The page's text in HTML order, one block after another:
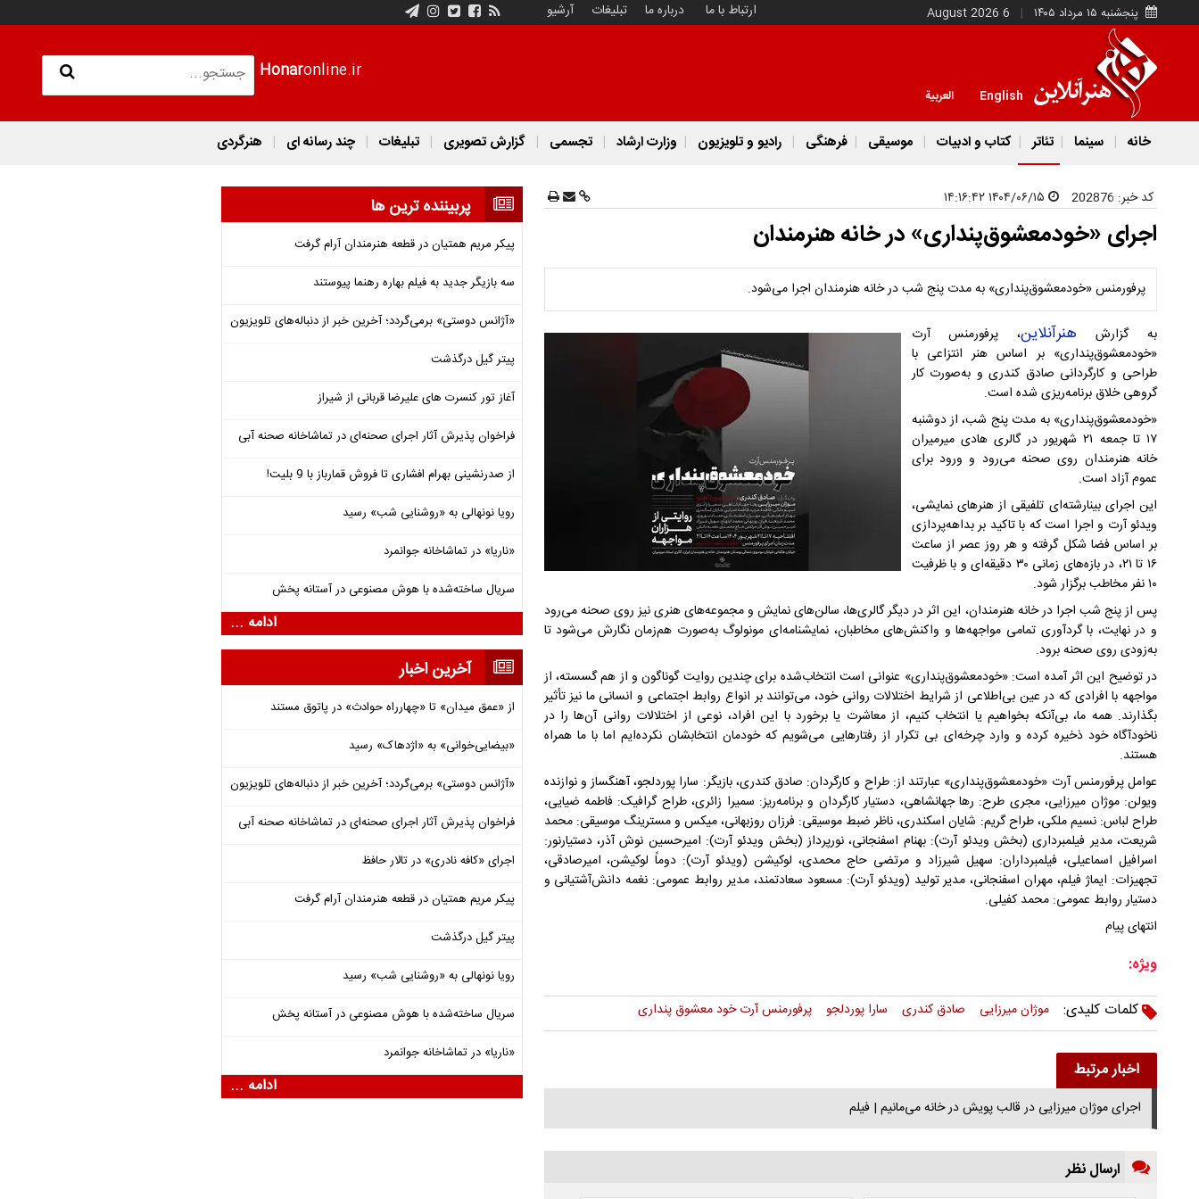
پنجشنبه ۱۵ مرداد ۱۴۰۵ 6 August 2026 ارتباط با ما درباره ما تبلیغات آرشیو
Honaronline.ir
English العربية
خانه سینما تئاتر کتاب و ادبیات موسیقی فرهنگی رادیو و تلویزیون وزارت ارشاد تجسمی گزارش تصویری تبلیغات چند رسانه ای هنرگردی
کد خبر: 202876
اجرای «خودمعشوق‌پنداری» در خانه هنرمندان
پرفورمنس «خودمعشوق‌پنداری» به مدت پنج شب در خانه هنرمندان اجرا می‌شود.
به گزارش هنرآنلاین، پرفورمنس آرت
«خودمعشوق‌پنداری» بر اساس هنر انتزاعی با
طراحی و کارگردانی صادق کندری و به‌صورت کار
گروهی خلاق برنامه‌ریزی شده است.
«خودمعشوق‌پنداری» به مدت پنج شب، از دوشنبه
۱۷ تا جمعه ۲۱ شهریور در گالری هادی میرمیران
خانه هنرمندان روی صحنه می‌رود و ورود برای
عموم آزاد است.
این اجرای بینارشته‌ای تلفیقی از هنرهای نمایشی،
ویدئو آرت و اجرا است که با تاکید بر بداهه‌پردازی
بر اساس فضا شکل گرفته و هر روز عصر از ساعت
۱۶ تا ۲۱، در بازه‌های زمانی ۳۰ دقیقه‌ای و با ظرفیت
۱۰ نفر مخاطب برگزار شود.
پس از پنج شب اجرا در خانه هنرمندان، این اثر در دیگر گالری‌ها، سالن‌های نمایش و مجموعه‌های هنری نیز روی صحنه می‌رود
و در نهایت، با گردآوری تمامی مواجهه‌ها و واکنش‌های مخاطبان، نمایشنامه‌ای مونولوگ به‌صورت هم‌زمان نگارش می‌شود تا
به‌زودی روی صحنه برود.
در توضیح این اثر آمده است: «خودمعشوق‌پنداری» عنوانی است انتخاب‌شده برای چندین روایت گوناگون و از هم‌ گسسته، از
مواجهه با افرادی که در عین بی‌اطلاعی از شرایط اختلالات روانی خود، می‌توانند بر انواع روابط اجتماعی و انسانی ما نیز تأثیر
بگذارند. همه ما، بی‌آنکه بخواهیم یا انتخاب کنیم، از معاشرت یا برخورد با این افراد، نوعی از اختلالات روانی آن‌ها را در
ناخودآگاه خود ذخیره کرده و وارد چرخه‌ای بی تکرار از رفتارهایی می‌شویم که خودمان انتخابشان نکرده‌ایم اما با ما همراه
هستند.
عوامل پرفورمنس آرت «خودمعشوق‌پنداری» عبارتند از: طراح و کارگردان: صادق کندری، بازیگر: سارا پوردلجو، آهنگساز و نوازنده
ویولن: موژان میرزایی، مجری طرح: رها جهانشاهی، دستیار کارگردان و برنامه‌ریز: سمیرا زائری، طراح گرافیک: فاطمه ضیایی،
طراح لباس: نسیم ملکی، طراح گریم: شایان اسکندری، ناظر ضبط موسیقی: فرزان روزبهانی، میکس و مسترینگ موسیقی: محمد
شریعت، مدیر فیلمبرداری (بخش ویدئو آرت): بهنام اسفنجانی، نورپرداز (بخش ویدئو آرت): امیرحسین نوش آذر، دستیارنور:
اسرافیل اسماعیلی، فیلمبرداران: سهیل شیرزاد و مرتضی حاج محمدی، لوکیشن (ویدئو آرت): دوماً لوکیشن، امیرصادقی،
تجهیزات: ایماژ فیلم، مهران اسفنجانی، مدیر تولید (ویدئو آرت): مسعود سعادتمند، مدیر روابط عمومی: نغمه دانش‌آشتیانی و
دستیار روابط عمومی: محمد کفیلی.
انتهای پیام
ویژه:
کلمات کلیدی:
موژان میرزایی صادق کندری سارا پوردلجو پرفورمنس آرت خود معشوق پنداری
اخبار مرتبط
اجرای موژان میرزایی در قالب پویش در خانه می‌مانیم | فیلم
ارسال نظر
پربیننده ترین ها
پیکر مریم همتیان در قطعه هنرمندان آرام گرفت
سه بازیگر جدید به فیلم بهاره رهنما پیوستند
«آژانس دوستی» برمی‌گردد؛ آخرین خبر از دنباله‌های تلویزیون
پیتر گیل درگذشت
آغاز تور کنسرت های علیرضا قربانی از شیراز
فراخوان پذیرش آثار اجرای صحنه‌ای در تماشاخانه صحنه آبی
از صدرنشینی بهرام افشاری تا فروش قمارباز با 9 بلیت!
رویا نونهالی به «روشنایی شب» رسید
«ناریا» در تماشاخانه جوانمرد
سریال ساخته‌شده با هوش مصنوعی در آستانه پخش
ادامه ...
آخرین اخبار
از «عمق میدان» تا «چهارراه حوادث» در پاتوق مستند
«بیضایی‌خوانی» به «اژدهاک» رسید
«آژانس دوستی» برمی‌گردد؛ آخرین خبر از دنباله‌های تلویزیون
فراخوان پذیرش آثار اجرای صحنه‌ای در تماشاخانه صحنه آبی
اجرای «کافه نادری» در تالار حافظ
پیکر مریم همتیان در قطعه هنرمندان آرام گرفت
پیتر گیل درگذشت
رویا نونهالی به «روشنایی شب» رسید
سریال ساخته‌شده با هوش مصنوعی در آستانه پخش
«ناریا» در تماشاخانه جوانمرد
ادامه ...